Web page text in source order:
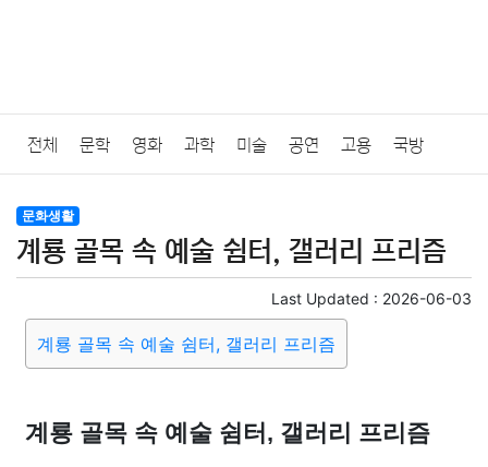
전체 문학 영화 과학 미술 공연 고용 국방
법률
질병 가요 방송 일상 주식 암호화폐 블록체인
결혼 육아 반려동물 패션 미용 증권
대출 자동차 취미 여행 맛집 IT 컴퓨터 기술
문화생활
계룡 골목 속 예술 쉼터, 갤러리 프리즘
Last Updated : 2026-06-03
계룡 골목 속 예술 쉼터, 갤러리 프리즘
계룡 골목 속 예술 쉼터, 갤러리 프리즘